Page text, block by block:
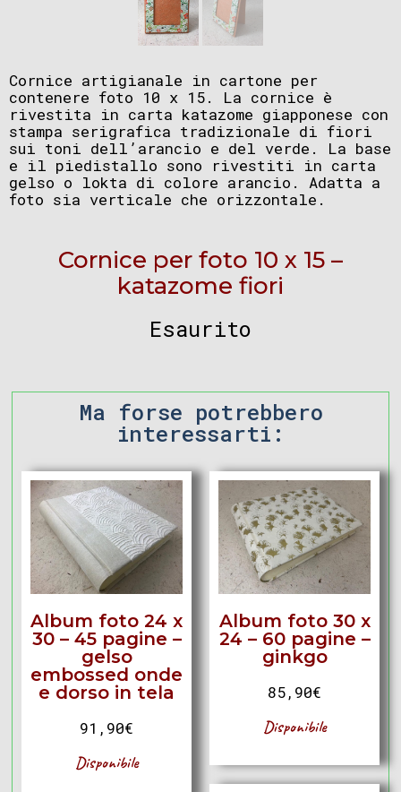
Cornice artigianale in cartone per
contenere foto 10 x 15. La cornice è
rivestita in carta katazome giapponese con
stampa serigrafica tradizionale di fiori
sui toni dell’arancio e del verde. La base
e il piedistallo sono rivestiti in carta
gelso o lokta di colore arancio. Adatta a
foto sia verticale che orizzontale.
Cornice per foto 10 x 15 –
katazome fiori
Esaurito
Ma forse potrebbero
interessarti:
Album foto 24 x
30 – 45 pagine –
gelso
embossed onde
e dorso in tela
91,90€
Disponibile
Album foto 30 x
24 – 60 pagine –
ginkgo
85,90€
Disponibile